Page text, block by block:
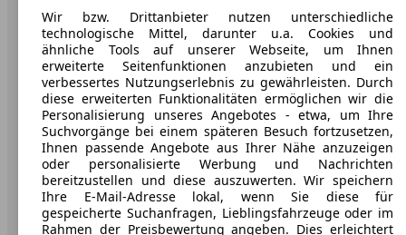
Über AutoScout24
Presse
Karriere
Werbung
AGB
Datenschutz
Impressum
Wir bzw. Drittanbieter nutzen unterschiedliche
technologische Mittel, darunter u.a. Cookies und
ähnliche Tools auf unserer Webseite, um Ihnen
erweiterte Seitenfunktionen anzubieten und ein
verbessertes Nutzungserlebnis zu gewährleisten. Durch
diese erweiterten Funktionalitäten ermöglichen wir die
Personalisierung unseres Angebotes - etwa, um Ihre
Suchvorgänge bei einem späteren Besuch fortzusetzen,
Ihnen passende Angebote aus Ihrer Nähe anzuzeigen
oder personalisierte Werbung und Nachrichten
bereitzustellen und diese auszuwerten. Wir speichern
Ihre E-Mail-Adresse lokal, wenn Sie diese für
gespeicherte Suchanfragen, Lieblingsfahrzeuge oder im
Rahmen der Preisbewertung angeben. Dies erleichtert